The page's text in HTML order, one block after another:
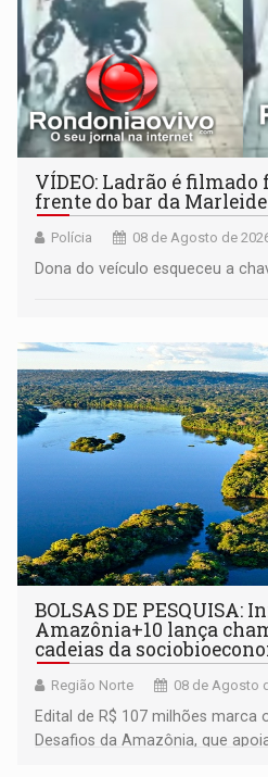
VÍDEO: Ladrão é
frente do bar da Marleide
Polícia 08 de Agosto de
Dona do veículo esqueceu a
BOLSAS DE PESQUISA:
Amazônia+10 lança
cadeias da
Região Norte 08 de Agosto
Edital de R$ 107 milhões marca
Desafios da Amazônia, que